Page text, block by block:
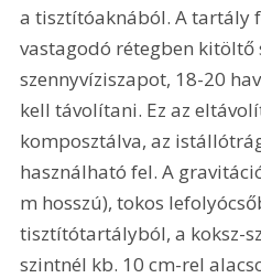
a tisztítóaknából. A tartály
vastagodó rétegben
szennyvíziszapot, 18-20
kell távolítani. Ez az
komposztálva, az
használható fel. A
m hosszú), tokos
tisztítótartályból, a koksz-
szintnél kb. 10 cm-rel